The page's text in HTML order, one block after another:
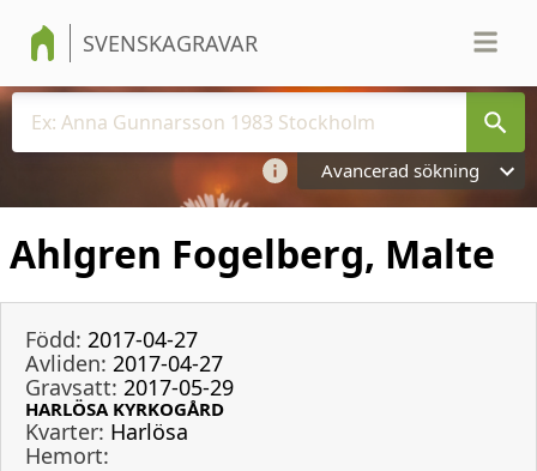
SVENSKAGRAVAR
Avancerad sökning
Ahlgren Fogelberg, Malte
Född: 2017-04-27
Avliden: 2017-04-27
Gravsatt: 2017-05-29
HARLÖSA KYRKOGÅRD
Kvarter: Harlösa
Hemort: